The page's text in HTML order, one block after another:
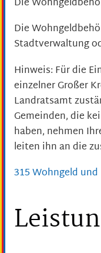
Die
Stadtverwaltung
Hinweis: Für die
einzelner Großer
Landratsamt
Gemeinden, die
haben, nehmen
leiten ihn an die
315 Wohngeld